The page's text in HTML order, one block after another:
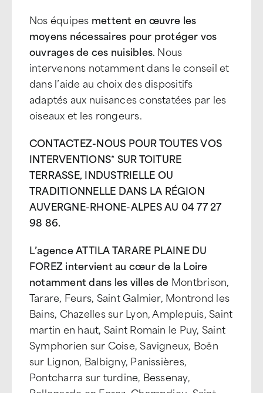
Nos équipes mettent en œuvre les
moyens nécessaires pour protéger vos
ouvrages de ces nuisibles. Nous
intervenons notamment dans le conseil et
dans l’aide au choix des dispositifs
adaptés aux nuisances constatées par les
oiseaux et les rongeurs.
CONTACTEZ-NOUS POUR TOUTES VOS
INTERVENTIONS* SUR TOITURE
TERRASSE, INDUSTRIELLE OU
TRADITIONNELLE DANS LA RÉGION
AUVERGNE-RHONE-ALPES AU 04 77 27
98 86.
L’agence ATTILA TARARE PLAINE DU
FOREZ intervient au cœur de la Loire
notamment dans les villes de Montbrison,
Tarare, Feurs, Saint Galmier, Montrond les
Bains, Chazelles sur Lyon, Amplepuis, Saint
martin en haut, Saint Romain le Puy, Saint
Symphorien sur Coise, Savigneux, Boën
sur Lignon, Balbigny, Panissières,
Pontcharra sur turdine, Bessenay,